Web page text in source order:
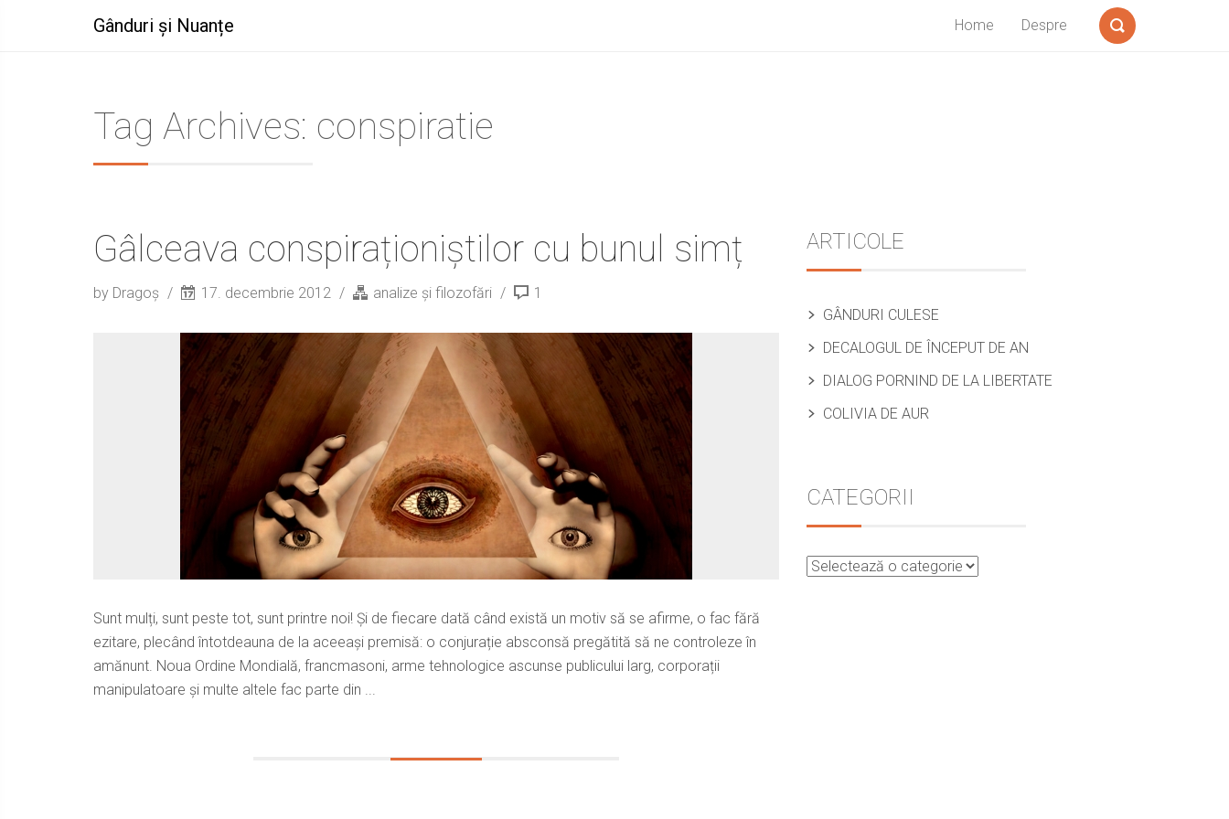
Gânduri și Nuanțe Home Despre
Tag Archives: conspiratie
Gâlceava conspiraționiștilor cu bunul simț
by Dragoș 17. decembrie 2012 analize și filozofări 1
Sunt mulți, sunt peste tot, sunt printre noi! Și de fiecare dată când există un motiv să se afirme, o fac fără
ezitare, plecând întotdeauna de la aceeași premisă: o conjurație absconsă pregătită să ne controleze în
amănunt. Noua Ordine Mondială, francmasoni, arme tehnologice ascunse publicului larg, corporații
manipulatoare și multe altele fac parte din ...
Sidebar
ARTICOLE
GÂNDURI CULESE
DECALOGUL DE ÎNCEPUT DE AN
DIALOG PORNIND DE LA LIBERTATE
COLIVIA DE AUR
CATEGORII